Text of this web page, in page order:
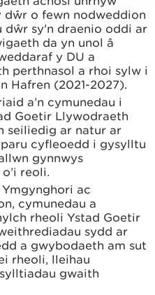
dŵr o fewn nodweddion
dŵr sy'n draenio oddi ar
da yn unol â
y DU a
perthnasol a rhoi sylw i
Hafren (2021-2027).
a’n cymunedau i
Goetir Llywodraeth
seiliedig ar natur ar
cyfleoedd i gysylltu
gynnwys
reoli.
ac
cymunedau a
rheoli Ystad Goetir
sydd ar
a gwybodaeth am sut
rheoli, lleihau
gwaith